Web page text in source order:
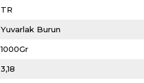
TR
Yuvarlak Burun
1000Gr
3,18